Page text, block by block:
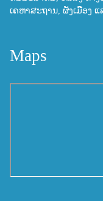
ເຄຫາສະຖານ, ຜັງເມືອງ
Maps